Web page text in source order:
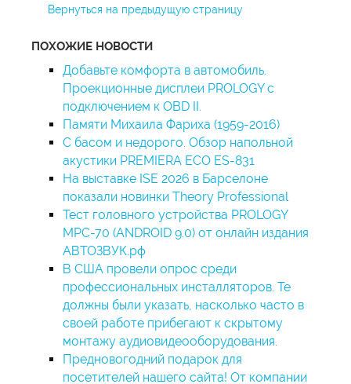
Вернуться на предыдущую страницу
ПОХОЖИЕ НОВОСТИ
Добавьте комфорта в автомобиль.
Проекционные дисплеи PROLOGY с
подключением к OBD II.
Памяти Михаила Фариха (1959-2016)
С басом и недорого. Обзор напольной
акустики PREMIERA ECO ES-831
На выставке ISE 2026 в Барселоне
показали новинки Theory Professional
Тест головного устройства PROLOGY
MPC-70 (ANDROID 9.0) от онлайн издания
АВТОЗВУК.рф
В США провели опрос среди
профессиональных инсталляторов. Те
должны были указать, насколько часто в
своей работе прибегают к скрытому
монтажу аудиовидеооборудования.
Предновогодний подарок для
посетителей нашего сайта! От компании